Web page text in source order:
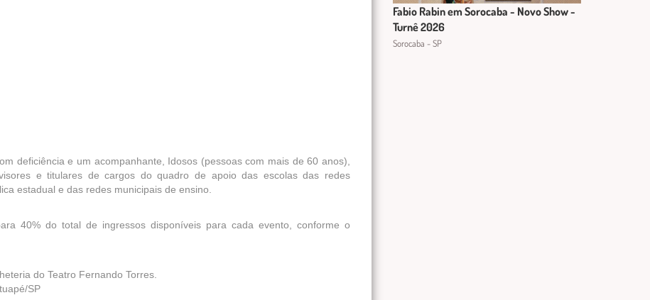
deficiência e um acompanhante, Idosos (pessoas com mais de 60 anos),
e titulares de cargos do quadro de apoio das escolas das redes
estadual e das redes municipais de ensino.
40% do total de ingressos disponíveis para cada evento, conforme o
do Teatro Fernando Torres.
SP
Fabio Rabin em Sorocaba - Novo Show -
Turnê 2026
Sorocaba - SP